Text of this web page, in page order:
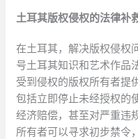
土耳其版权侵权的法律补
在土耳其，解决版权侵权
号土耳其知识和艺术作品
受到侵权的版权所有者提
包括立即停止未经授权的
经济赔偿，甚至对严重违
所有者可以寻求初步禁令